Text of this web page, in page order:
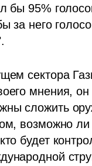
бы 95%
за него
сектора
мнения,
сложить
возможно ли
будет